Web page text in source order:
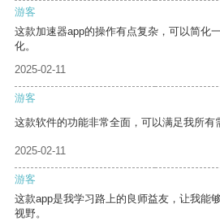
游客
这款加速器app的操作有点复杂，可以简化
化。
2025-02-11
游客
这款软件的功能非常全面，可以满足我所有
2025-02-11
游客
这款app是我学习路上的良师益友，让我能
视野。